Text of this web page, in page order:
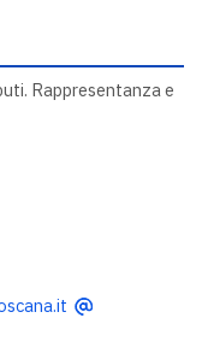
Rappresentanza e